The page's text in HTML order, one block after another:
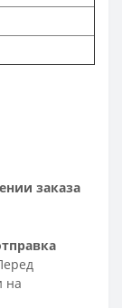
заказа
на